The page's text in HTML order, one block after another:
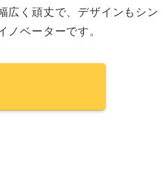
広く頑丈で、デザインもシン
ノベーターです。